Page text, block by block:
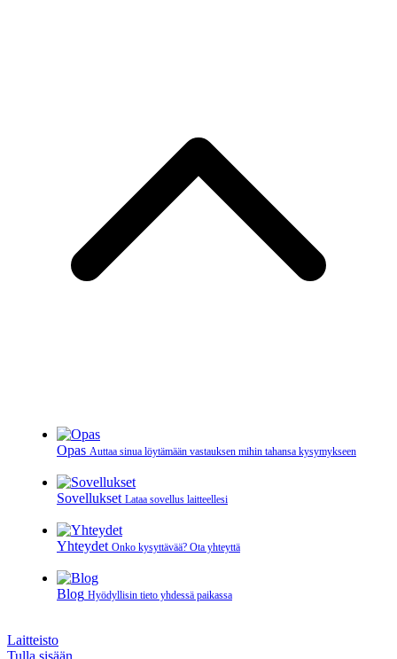
Opas Auttaa sinua löytämään vastauksen mihin tahansa kysymykseen
Sovellukset Lataa sovellus laitteellesi
Yhteydet Onko kysyttävää? Ota yhteyttä
Blog Hyödyllisin tieto yhdessä paikassa
Laitteisto
Tulla sisään